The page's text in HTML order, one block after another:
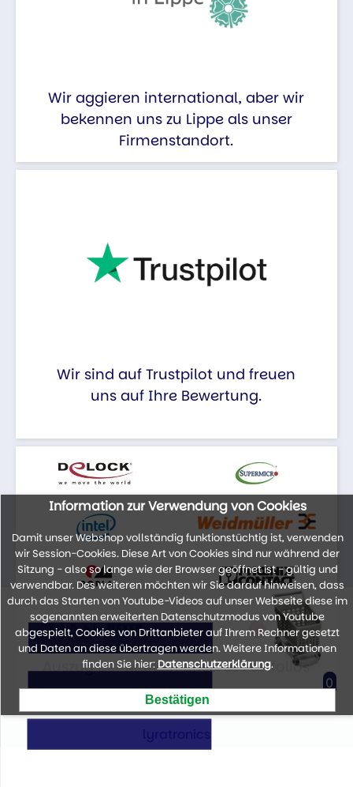
Wir aggieren international, aber wir
bekennen uns zu Lippe als unser
Firmenstandort.
Wir sind auf Trustpilot und freuen
uns auf Ihre Bewertung.
Auszug der Marken unseres Portfolios
Information zur Verwendung von Cookies
Damit unser Webshop vollständig funktionstüchtig ist, verwenden
wir Session-Cookies. Diese Art von Cookies sind nur während der
Sitzung - also so lange wie der Browser geöffnet ist - gültig und
verwendbar. Des weiteren möchten wir Sie darauf hinweisen, dass
durch das Starten von Youtube-Videos auf unser Webseite diese im
sogenannten erweiterten Datenschutzmodus von Youtube
abgespielt, Cookies von Drittanbieter auf Ihrem Rechner gesetzt
und Daten an diese übertragen werden. Weitere Informationen
finden Sie hier: Datenschutzerklärung.
0